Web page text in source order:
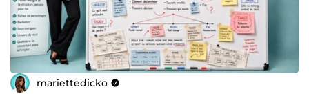
mariettedicko